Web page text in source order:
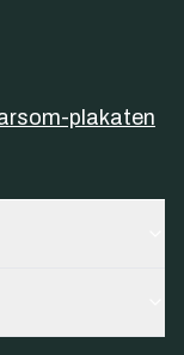
plakaten